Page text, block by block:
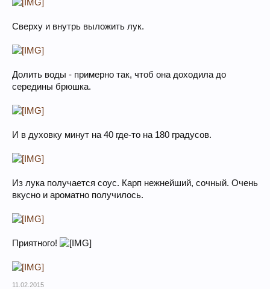
Сверху и внутрь выложить лук.
Долить воды - примерно так, чтоб она доходила до
середины брюшка.
И в духовку минут на 40 где-то на 180 градусов.
Из лука получается соус. Карп нежнейший, сочный. Очень
вкусно и ароматно получилось.
Приятного!
11.02.2015